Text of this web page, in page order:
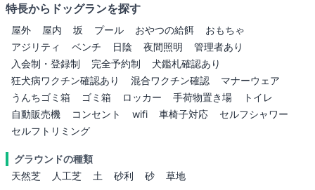
特長からドッグランを探す
屋外 屋内 坂 プール おやつの給餌
おもちゃ
アジリティ
ベンチ 日陰 夜間照明
管理者あり
入会制・登録制
完全予約制
犬鑑札確認あり
狂犬病ワクチン確認あり
混合ワクチン確認
マナーウェア
うんちゴミ箱
ゴミ箱 ロッカー 手荷物置き場
トイレ
自動販売機
コンセント wifi 車椅子対応
セルフシャワー
セルフトリミング
グラウンドの種類
天然芝
人工芝 土 砂利 砂 草地